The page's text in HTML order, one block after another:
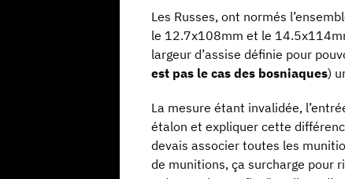
Les Russes, ont normés
le 12.7x108mm et le
largeur d’assise définie pour
est pas le cas des bosniaques)
La mesure étant invalidée,
étalon et expliquer cette
devais associer toutes les
de munitions, ça surcharge pour